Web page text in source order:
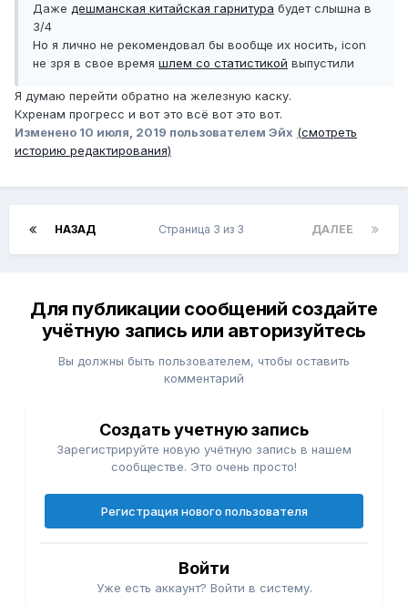
Даже дешманская китайская гарнитура будет слышна в
3/4
Но я лично не рекомендовал бы вообще их носить, icon
не зря в свое время шлем со статистикой выпустили
Я думаю перейти обратно на железную каску.
Кхренам прогресс и вот это всё вот это вот.
Изменено 10 июля, 2019 пользователем Эйх (смотреть
историю редактирования)
НАЗАД ДАЛЕЕ
Страница 3 из 3
Для публикации сообщений создайте
учётную запись или авторизуйтесь
Вы должны быть пользователем, чтобы оставить
комментарий
Создать учетную запись
Зарегистрируйте новую учётную запись в нашем
сообществе. Это очень просто!
Регистрация нового пользователя
Войти
Уже есть аккаунт? Войти в систему.